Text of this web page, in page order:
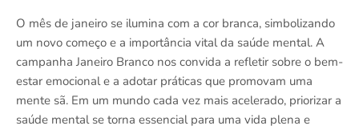
O mês de janeiro se ilumina com a cor branca, simbolizando
um novo começo e a importância vital da saúde mental. A
campanha Janeiro Branco nos convida a refletir sobre o bem-
estar emocional e a adotar práticas que promovam uma
mente sã. Em um mundo cada vez mais acelerado, priorizar a
saúde mental se torna essencial para uma vida plena e